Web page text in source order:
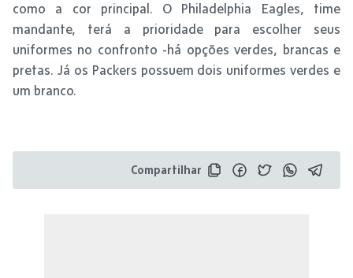
como a cor principal. O Philadelphia Eagles, time
mandante, terá a prioridade para escolher seus
uniformes no confronto -há opções verdes, brancas e
pretas. Já os Packers possuem dois uniformes verdes e
um branco.
Compartilhar